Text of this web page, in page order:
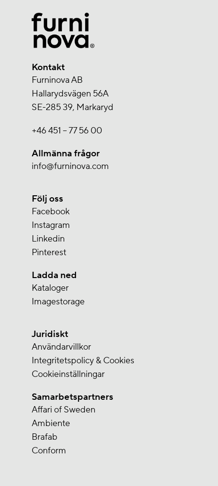
Kontakt
Furninova AB
Hallarydsvägen 56A
SE-285 39, Markaryd
+46 451 – 77 56 00
Allmänna frågor
info@furninova.com
Följ oss
Facebook
Instagram
Linkedin
Pinterest
Ladda ned
Kataloger
Imagestorage
Juridiskt
Användarvillkor
Integritetspolicy & Cookies
Cookieinställningar
Samarbetspartners
Affari of Sweden
Ambiente
Brafab
Conform